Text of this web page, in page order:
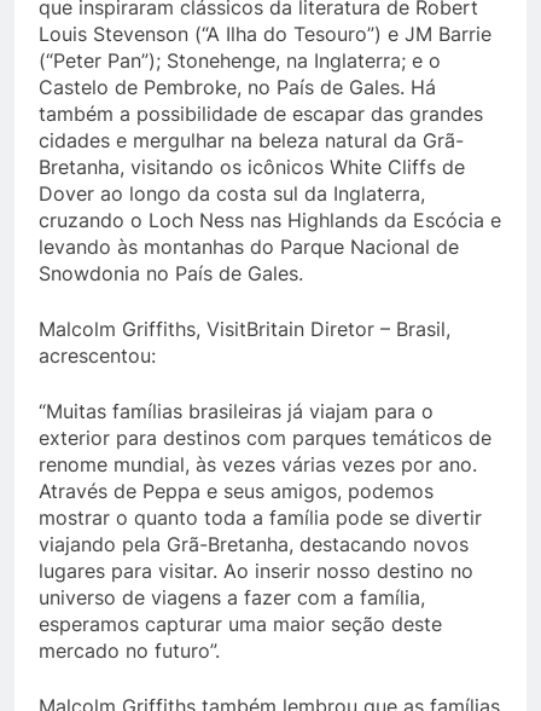
que inspiraram clássicos da literatura de Robert
Louis Stevenson (“A Ilha do Tesouro”) e JM Barrie
(“Peter Pan”); Stonehenge, na Inglaterra; e o
Castelo de Pembroke, no País de Gales. Há
também a possibilidade de escapar das grandes
cidades e mergulhar na beleza natural da Grã-
Bretanha, visitando os icônicos White Cliffs de
Dover ao longo da costa sul da Inglaterra,
cruzando o Loch Ness nas Highlands da Escócia e
levando às montanhas do Parque Nacional de
Snowdonia no País de Gales.
Malcolm Griffiths, VisitBritain Diretor – Brasil,
acrescentou:
“Muitas famílias brasileiras já viajam para o
exterior para destinos com parques temáticos de
renome mundial, às vezes várias vezes por ano.
Através de Peppa e seus amigos, podemos
mostrar o quanto toda a família pode se divertir
viajando pela Grã-Bretanha, destacando novos
lugares para visitar. Ao inserir nosso destino no
universo de viagens a fazer com a família,
esperamos capturar uma maior seção deste
mercado no futuro”.